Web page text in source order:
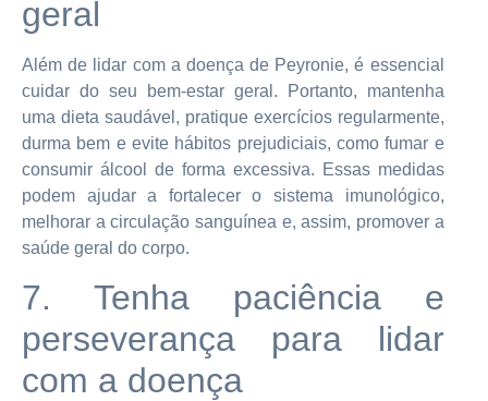
geral
Além de lidar com a doença de Peyronie, é essencial
cuidar do seu bem-estar geral. Portanto, mantenha
uma dieta saudável, pratique exercícios regularmente,
durma bem e evite hábitos prejudiciais, como fumar e
consumir álcool de forma excessiva. Essas medidas
podem ajudar a fortalecer o sistema imunológico,
melhorar a circulação sanguínea e, assim, promover a
saúde geral do corpo.
7. Tenha paciência e
perseverança para lidar
com a doença